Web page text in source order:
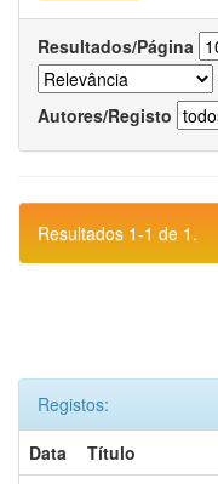
Resultados/Página
Autores/Registo
Resultados 1-1 de 1.
Registos:
Data
Título